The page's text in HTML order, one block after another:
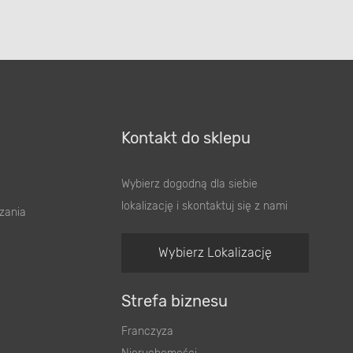
Kontakt do sklepu
Wybierz dogodną dla siebie
lokalizację i skontaktuj się z nami
Wybierz Lokalizację
Strefa biznesu
Franczyza